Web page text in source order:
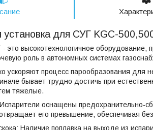
установка для СУГ KGC-
это высокотехнологичное
роль в автономных системах
ускоряют процесс парообразования для
бывает трудно достичь при
тяжелые.
оснащены предохранительно-
его превышение, обеспечивая
Наличие поплавка на выходе из